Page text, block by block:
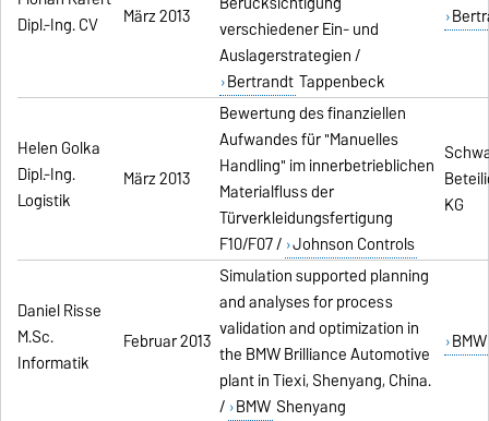
Dipl.-Ing. CV
März 2013
verschiedener Ein- und
Auslagerstrategien /
Bertrandt Tappenbeck
Helen Golka
Dipl.-Ing.
Logistik
März 2013
Bewertung des finanziellen
Aufwandes für "Manuelles
Handling" im innerbetrieblichen
Materialfluss der
Türverkleidungsfertigung
F10/F07 / Johnson Controls
KG
Daniel Risse
M.Sc.
Informatik
Februar 2013
Simulation supported planning
and analyses for process
validation and optimization in
the BMW Brilliance Automotive
plant in Tiexi, Shenyang, China.
/ BMW Shenyang